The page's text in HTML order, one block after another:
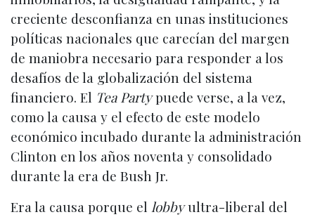
creciente desconfianza en unas instituciones
políticas nacionales que carecían del margen
de maniobra necesario para responder a los
desafíos de la globalización del sistema
financiero. El Tea Partypuede verse, a la vez,
como la causa y el efecto de este modelo
económico incubado durante la administración
Clinton en los años noventa y consolidado
durante la era de Bush Jr.
Era la causa porque el lobbyultra-liberal del